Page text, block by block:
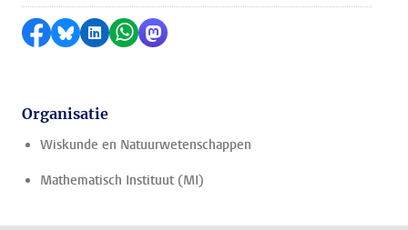
Delen op Facebook
Delen via Bluesky
Delen op LinkedIn
Delen via WhatsApp
Delen via Mastodon
Organisatie
Wiskunde en Natuurwetenschappen
Mathematisch Instituut (MI)